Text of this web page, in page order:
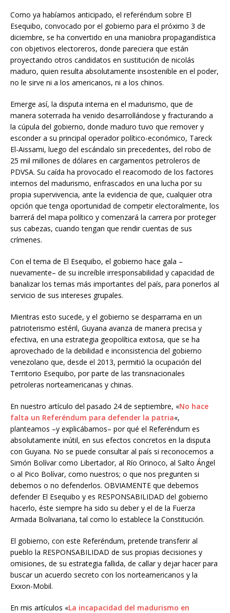
Como ya habíamos anticipado, el referéndum sobre El
Esequibo, convocado por el gobierno para el próximo 3 de
diciembre, se ha convertido en una maniobra propagandística
con objetivos electoreros, donde pareciera que están
proyectando otros candidatos en sustitución de nicolás
maduro, quien resulta absolutamente insostenible en el poder,
no le sirve ni a los americanos, ni a los chinos.
Emerge así, la disputa interna en el madurismo, que de
manera soterrada ha venido desarrollándose y fracturando a
la cúpula del gobierno, donde maduro tuvo que remover y
esconder a su principal operador político-económico, Tareck
El-Aissami, luego del escándalo sin precedentes, del robo de
25 mil millones de dólares en cargamentos petroleros de
PDVSA. Su caída ha provocado el reacomodo de los factores
internos del madurismo, enfrascados en una lucha por su
propia supervivencia, ante la evidencia de que, cualquier otra
opción que tenga oportunidad de competir electoralmente, los
barrerá del mapa político y comenzará la carrera por proteger
sus cabezas, cuando tengan que rendir cuentas de sus
crímenes.
Con el tema de El Esequibo, el gobierno hace gala –
nuevamente– de su increíble irresponsabilidad y capacidad de
banalizar los temas más importantes del país, para ponerlos al
servicio de sus intereses grupales.
Mientras esto sucede, y el gobierno se desparrama en un
patrioterismo estéril, Guyana avanza de manera precisa y
efectiva, en una estrategia geopolítica exitosa, que se ha
aprovechado de la debilidad e inconsistencia del gobierno
venezolano que, desde el 2013, permitió la ocupación del
Territorio Esequibo, por parte de las transnacionales
petroleras norteamericanas y chinas.
En nuestro artículo del pasado 24 de septiembre, «No hace
falta un Referéndum para defender la patria«,
planteamos –y explicábamos– por qué el Referéndum es
absolutamente inútil, en sus efectos concretos en la disputa
con Guyana. No se puede consultar al país si reconocemos a
Simón Bolívar como Libertador, al Río Orinoco, al Salto Ángel
o al Pico Bolívar, como nuestros; o que nos pregunten si
debemos o no defenderlos. OBVIAMENTE que debemos
defender El Esequibo y es RESPONSABILIDAD del gobierno
hacerlo, éste siempre ha sido su deber y el de la Fuerza
Armada Bolivariana, tal como lo establece la Constitución.
El gobierno, con este Referéndum, pretende transferir al
pueblo la RESPONSABILIDAD de sus propias decisiones y
omisiones, de su estrategia fallida, de callar y dejar hacer para
buscar un acuerdo secreto con los norteamericanos y la
Exxon-Mobil.
En mis artículos «La incapacidad del madurismo en